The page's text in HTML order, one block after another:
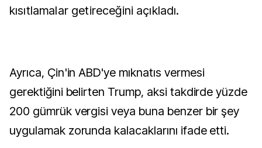
kısıtlamalar getireceğini açıkladı.
Ayrıca, Çin'in ABD'ye mıknatıs vermesi
gerektiğini belirten Trump, aksi takdirde yüzde
200 gümrük vergisi veya buna benzer bir şey
uygulamak zorunda kalacaklarını ifade etti.